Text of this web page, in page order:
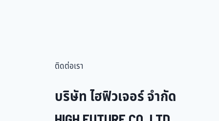
ติดต่อเรา
บริษัท ไฮฟิวเจอร์ จำกัด